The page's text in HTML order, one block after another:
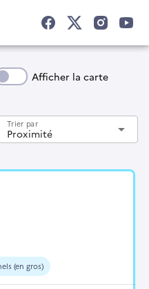
Afficher la carte
Proximité
Trier par arrow_drop_down
(en gros)